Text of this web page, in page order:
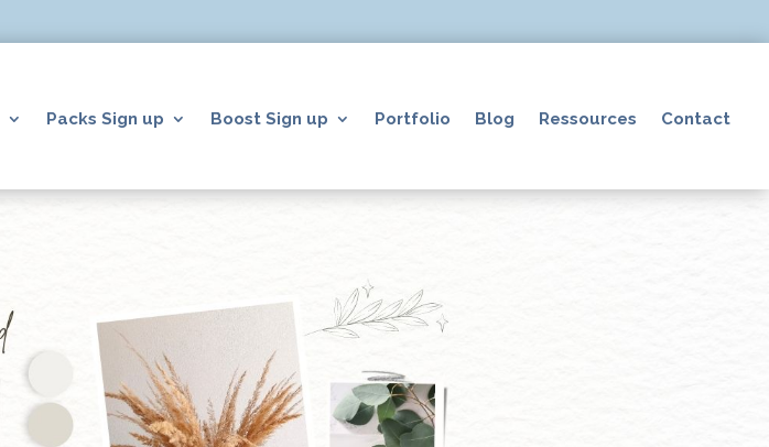
Packs Sign up Boost Sign up Portfolio Blog Ressources Contact